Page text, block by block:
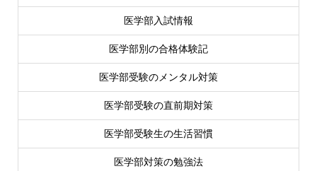
医学部入試情報
医学部別の合格体験記
医学部受験のメンタル対策
医学部受験の直前期対策
医学部受験生の生活習慣
医学部対策の勉強法